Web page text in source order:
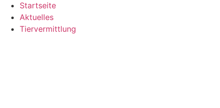
Startseite
Aktuelles
Tiervermittlung